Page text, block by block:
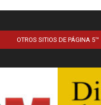
OTROS SITIOS DE PÁGINA 5™